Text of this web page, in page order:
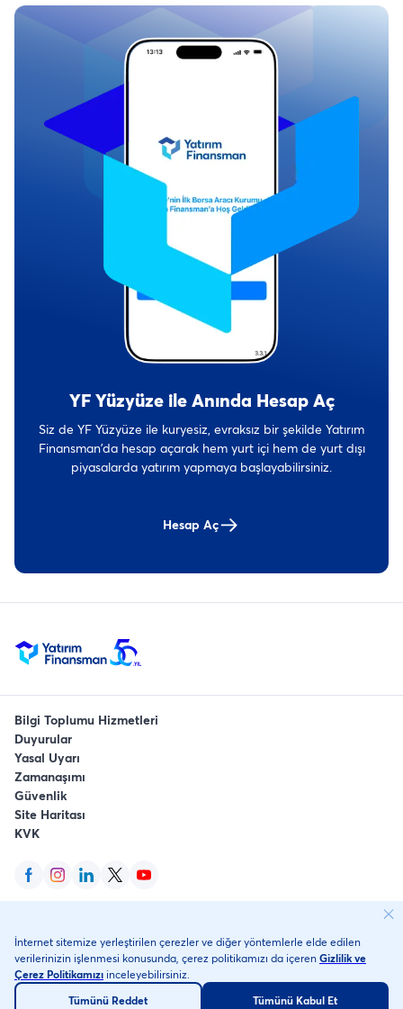
YF Yüzyüze ile Anında Hesap Aç
Siz de YF Yüzyüze ile kuryesiz, evraksız bir şekilde Yatırım
Finansman’da hesap açarak hem yurt içi hem de yurt dışı
piyasalarda yatırım yapmaya başlayabilirsiniz.
Hesap Aç
Bilgi Toplumu Hizmetleri
Duyurular
Yasal Uyarı
Zamanaşımı
Güvenlik
Site Haritası
KVK
Finansman Menkul Değerler'in tescilli markalarıdır.
©2026 , Yatırım Finansman Menkul Değerler A.Ş.
İnternet sitemize yerleştirilen çerezler ve diğer yöntemlerle elde edilen
verilerinizin işlenmesi konusunda, çerez politikamızı da içerenGizlilik ve
Çerez Politikamızı inceleyebilirsiniz.
Tümünü Reddet
Tümünü Kabul Et